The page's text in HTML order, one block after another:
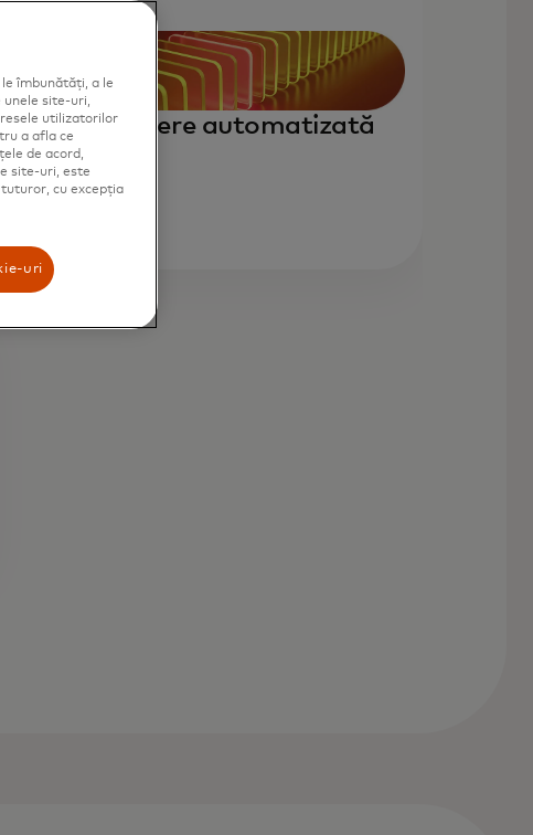
Subscriere automatizată
îmbunătăți, a le
site-uri,
utilizatorilor
a afla ce
de acord,
site-uri, este
cu excepția
uri